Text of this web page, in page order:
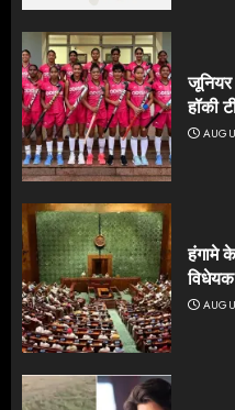
जूनियर
हॉकी
हंगामे
विधेयक